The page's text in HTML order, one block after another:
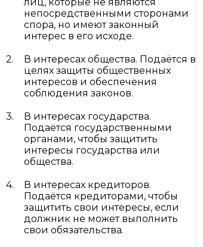
непосредственными сторонами
спора, но имеют законный
интерес в его исходе.
В интересах общества. Подаётся в
целях защиты общественных
интересов и обеспечения
соблюдения законов.
В интересах государства.
Подаётся государственными
органами, чтобы защитить
интересы государства или
общества.
В интересах кредиторов.
Подаётся кредиторами, чтобы
защитить свои интересы, если
должник не может выполнить
свои обязательства.